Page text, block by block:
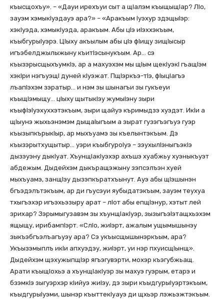
къысщохъу». – «Дауи ирехъуи сыт а щIалэм къыщыщIар? ЛIо,
зауэм хэмыкIуэдауэ ара?» – «Аракъым Iуэхур здэщыIэр:
хэкIуэда, хэмыкIуэда, аракъым. Абы цIэ иIэххэкъым,
къыбгурыIуэрэ. ЦIыху акъылым абы цIэ фIищу зищIысыр
игъэбелджылыжыну къитIэсынукъым. Ар… сэ
къызэрысщыхъумкIэ, ар а махуэхэм мы щIым щекIуэкI гъащIэм
хэкIри нэгъуэщI дуней кIуэжат. ПщIэркъэ-тIэ, фIыцIагъэ
лъапIэхэм зэратыр… и нэм зы шынагъи зы гукъеуи
къыщIэмыщу… цIыху щытыкIэу жумыIэну зыри
къыфIэIуэхуххэтэкъым, зыри щайуэ къримыдзэ хуэдэт. ИкIи а
щIыунэ жыхьэнэмэм дыщаIыгъым а зырат гузэгъэгъуэ гуэр
къызыпкърыкIыр, ар мыхъуамэ зы къелынтэкъым. Дэ
къызэрытхущытыр… уэри къыбгуроIуэ – зэухылIэныгъэкIэ
дызэуэну дыкIуат. ХъунщIакIуэхэр ахъшэ хуабжьу хуэныкъуэт
абдежым. Дыдейхэм дыкъращэжыну зэпсэлъэн хуей
мыхъуамэ, занщIэу дызэпкъратхъынут. Ауэ абы щIэшынэн
бгъэдэлътэкъым, ар ди гъусэуи яубыдатэкъым, зауэм теухуа
тхыгъэхэр игъэхьэзыру арат – лIот абы епщIэнур, хэтыт лей
зрихар? Зэрымыгузавэм зы хъунщIакIуэр, зызыгъэIэтащхьэхэм
ящыщу, ирибампIэрт. «СлIо, жиIэрт, ажалым ущымышынэу
зыкъэбгъэлъагъуэу ара? Сэ укъысщышынэркъым, ара?
Укъызэмыплъ икIи апхуэдэу, жиIэрт, уи нэр пхуисщIынщ».
Дыдейхэм щэхужыпщIэр ягъэгувэрти, мохэр къэгубжьащ.
Арати къыщIохьэ а хъунщIакIуэр зы махуэ гуэрым, етарэ и
бзэмкIэ зыгуэрхэр кIийуэ жиIэу, дэ зыри къыдгурыIуэртэкъым,
къыдгурыIуэми, шынэр къыттекIуауэ ди щхьэр лэжьэжтэкъым.